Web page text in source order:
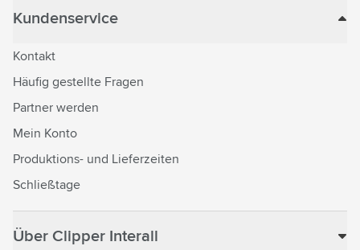
Kundenservice
Kontakt
Häufig gestellte Fragen
Partner werden
Mein Konto
Produktions- und Lieferzeiten
Schließtage
Über Clipper Interall